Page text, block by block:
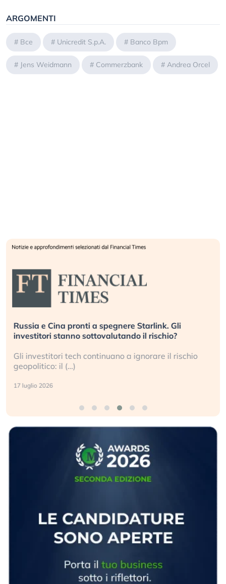
ARGOMENTI
# Bce # Unicredit S.p.A. # Banco Bpm
# Jens Weidmann # Commerzbank # Andrea Orcel
Russia e Cina pronti a spegnere Starlink. Gli
investitori stanno sottovalutando il rischio?
Gli investitori tech continuano a ignorare il rischio
geopolitico: il (…)
17 luglio 2026